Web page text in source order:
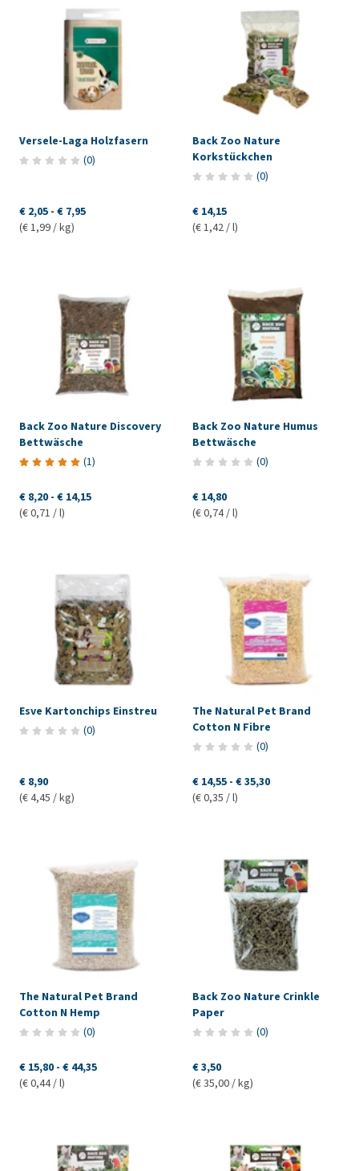
Versele-Laga Holzfasern
(0)
€ 2,05 - € 7,95
(€ 1,99 / kg)
Back Zoo Nature
Korkstückchen
(0)
€ 14,15
(€ 1,42 / l)
Back Zoo Nature Discovery
Bettwäsche
(1)
€ 8,20 - € 14,15
(€ 0,71 / l)
Back Zoo Nature Humus
Bettwäsche
(0)
€ 14,80
(€ 0,74 / l)
Esve Kartonchips Einstreu
(0)
€ 8,90
(€ 4,45 / kg)
The Natural Pet Brand
Cotton N Fibre
(0)
€ 14,55 - € 35,30
(€ 0,35 / l)
The Natural Pet Brand
Cotton N Hemp
(0)
€ 15,80 - € 44,35
(€ 0,44 / l)
Back Zoo Nature Crinkle
Paper
(0)
€ 3,50
(€ 35,00 / kg)